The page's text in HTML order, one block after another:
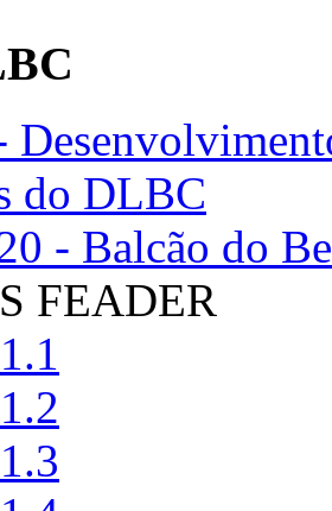
do DLBC
- Balcão do
FEADER